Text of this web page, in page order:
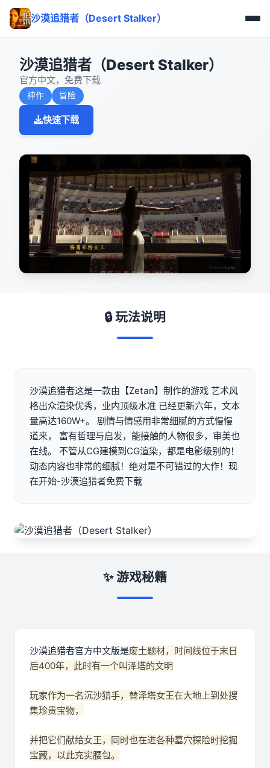
沙漠追猎者（Desert Stalker）
沙漠追猎者（Desert Stalker）
官方中文，免费下载
神作 冒险
快速下载
🔒 玩法说明
沙漠追猎者这是一款由【Zetan】制作的游戏 艺术风
格出众渲染优秀，业内顶级水准 已经更新六年，文本
量高达160W+。 剧情与情感用非常细腻的方式慢慢
道来， 富有哲理与启发，能接触的人物很多，审美也
在线。 不管从CG建模到CG渲染，都是电影级别的！
动态内容也非常的细腻！绝对是不可错过的大作！现
在开始-沙漠追猎者免费下载
✨ 游戏秘籍
沙漠追猎者官方中文版是废土题材，时间线位于末日
后400年，此时有一个叫泽塔的文明
玩家作为一名沉沙猎手，替泽塔女王在大地上到处搜
集珍贵宝物，
并把它们献给女王，同时也在进各种墓穴探险时挖掘
宝藏，以此充实腰包。